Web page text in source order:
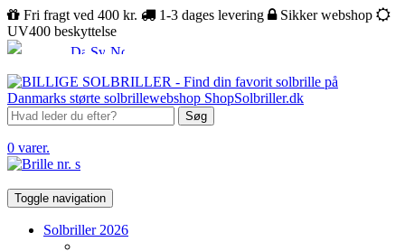
Fri fragt ved 400 kr. 1-3 dages levering
Sikker webshop
UV400 beskyttelse
Søg
0 varer.
Toggle navigation
Solbriller 2026